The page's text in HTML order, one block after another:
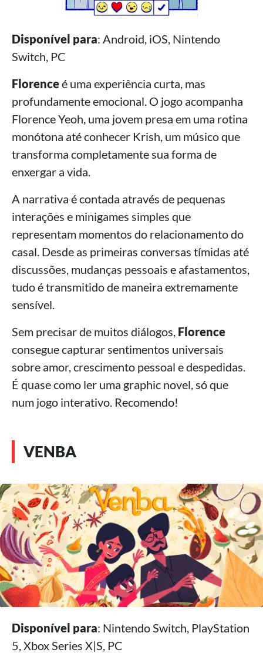
Disponível para: Android, iOS, Nintendo
Switch, PC
Florenceé uma experiência curta, mas
profundamente emocional. O jogo acompanha
Florence Yeoh, uma jovem presa em uma rotina
monótona até conhecer Krish, um músico que
transforma completamente sua forma de
enxergar a vida.
A narrativa é contada através de pequenas
interações e minigames simples que
representam momentos do relacionamento do
casal. Desde as primeiras conversas tímidas até
discussões, mudanças pessoais e afastamentos,
tudo é transmitido de maneira extremamente
sensível.
Sem precisar de muitos diálogos, Florence
consegue capturar sentimentos universais
sobre amor, crescimento pessoal e despedidas.
É quase como ler uma graphic novel, só que
num jogo interativo. Recomendo!
VENBA
Disponível para: Nintendo Switch, PlayStation
5, Xbox Series X|S, PC